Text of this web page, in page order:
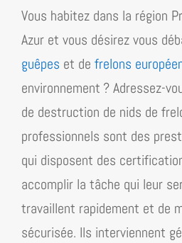
Vous habitez dans la région
Azur et vous désirez vous
guêpes et de frelons
environnement ? Adressez-
de destruction de nids de
professionnels sont des
qui disposent des
accomplir la tâche qui leur
travaillent rapidement et de
sécurisée. Ils interviennent